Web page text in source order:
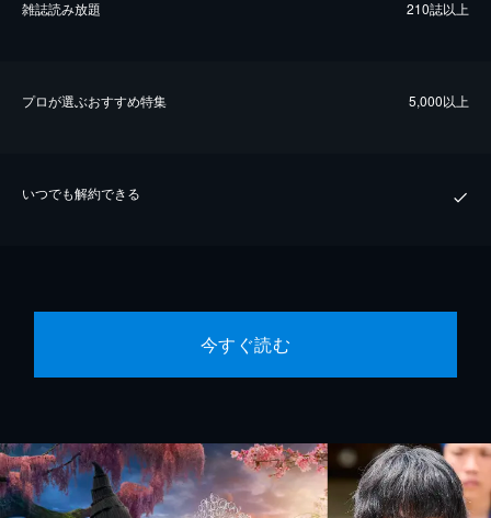
雑誌読み放題 210誌以上
プロが選ぶおすすめ特集 5,000以上
いつでも解約できる
今すぐ読む